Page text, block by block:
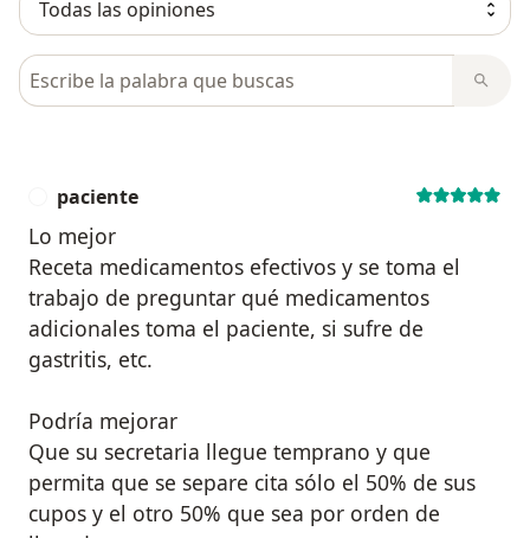
Busca en opiniones
paciente
Lo mejor
Receta medicamentos efectivos y se toma el
trabajo de preguntar qué medicamentos
adicionales toma el paciente, si sufre de
gastritis, etc.
Podría mejorar
Que su secretaria llegue temprano y que
permita que se separe cita sólo el 50% de sus
cupos y el otro 50% que sea por orden de